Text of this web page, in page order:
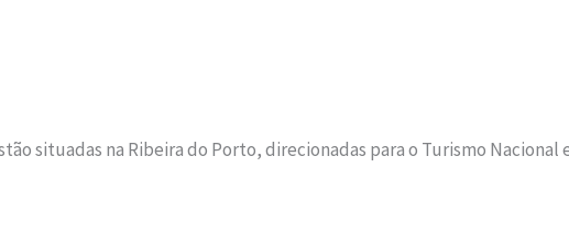
situadas na Ribeira do Porto, direcionadas para o Turismo Nacional